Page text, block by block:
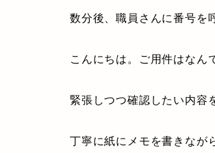
数分後、職員さんに番号を
こんにちは。ご用件はなん
緊張しつつ確認したい内容
丁寧に紙にメモを書きなが